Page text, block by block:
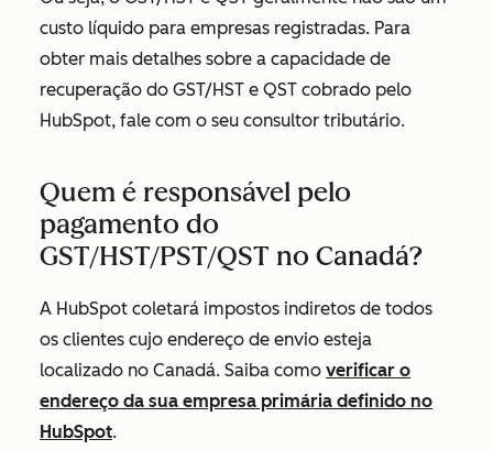
custo líquido para empresas registradas. Para
obter mais detalhes sobre a capacidade de
recuperação do GST/HST e QST cobrado pelo
HubSpot, fale com o seu consultor tributário.
Quem é responsável pelo
pagamento do
GST/HST/PST/QST no Canadá?
A HubSpot coletará impostos indiretos de todos
os clientes cujo endereço de envio esteja
localizado no Canadá. Saiba como verificar o
endereço da sua empresa primária definido no
HubSpot.